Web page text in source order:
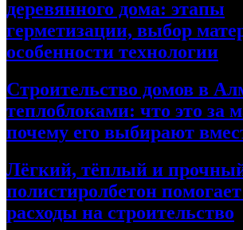
деревянного дома: этапы
герметизации, выбор
особенности технологии
Строительство домов в
теплоблоками: что это за
почему его выбирают
Лёгкий, тёплый и
полистиролбетон
расходы на строительство